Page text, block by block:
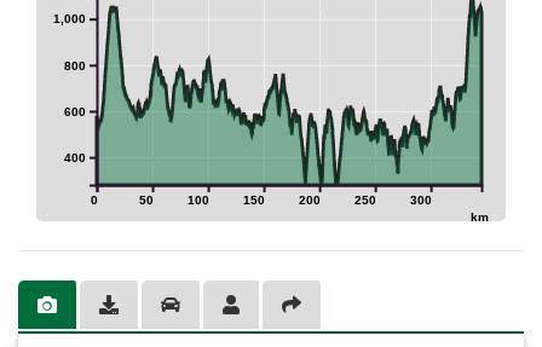
0 50 100 150 200 250 300
km
400
600
800
1,000